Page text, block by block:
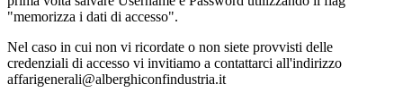
"memorizza i dati di accesso".
Nel caso in cui non vi ricordate o non siete provvisti delle
credenziali di accesso vi invitiamo a contattarci all'indirizzo
affarigenerali@alberghiconfindustria.it